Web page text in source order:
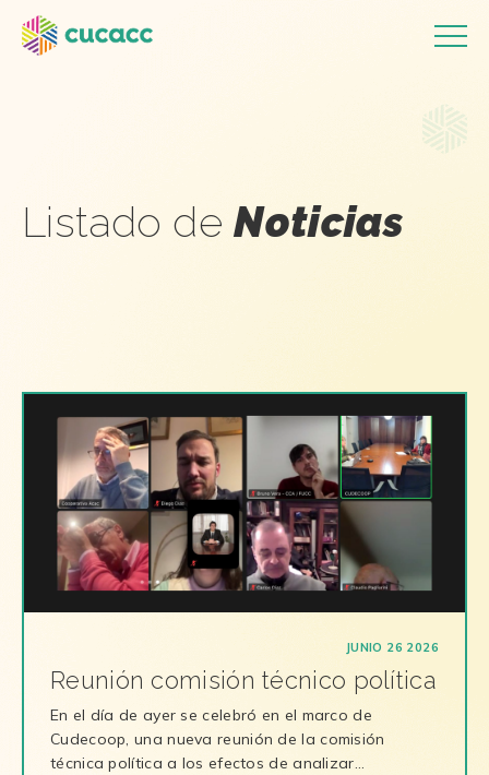
Listado deNoticias
JUNIO 26 2026
Reunión comisión técnico política
En el día de ayer se celebró en el marco de
Cudecoop, una nueva reunión de la comisión
técnica política a los efectos de analizar…